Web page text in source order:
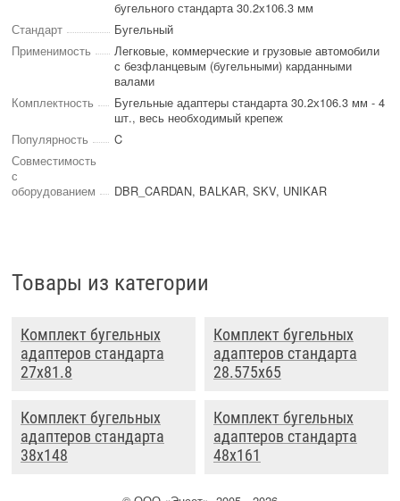
бугельного стандарта 30.2х106.3 мм
Стандарт
Бугельный
Применимость
Легковые, коммерческие и грузовые автомобили
с безфланцевым (бугельными) карданными
валами
Комплектность
Бугельные адаптеры стандарта 30.2х106.3 мм - 4
шт., весь необходимый крепеж
Популярность
C
Совместимость
с
оборудованием
DBR_CARDAN, BALKAR, SKV, UNIKAR
Товары из категории
Комплект бугельных
адаптеров стандарта
27х81.8
Комплект бугельных
адаптеров стандарта
28.575x65
Комплект бугельных
адаптеров стандарта
38x148
Комплект бугельных
адаптеров стандарта
48x161